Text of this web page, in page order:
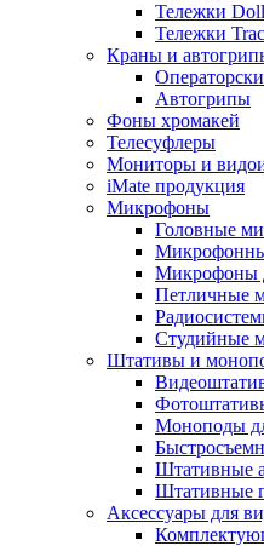
Тележки
Тележки
Краны и
Автогрипы
Фоны хромакей
Телесуфлеры
Мониторы и
iMate продукция
Микрофоны
Головные
Микрофоны
Петличные
Студийные
Штативы и
Моноподы
Штативные
Штативные
Аксессуары для